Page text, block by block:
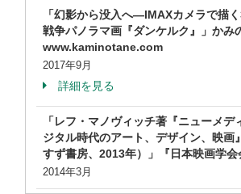
「幻影から没入へ―IMAXカメラで描
戦争パノラマ画『ダンケルク』」かみ
www.kaminotane.com
2017年9月
詳細を見る
「レフ・マノヴィッチ著『ニューメデ
ジタル時代のアート、デザイン、映画
すず書房、2013年）」『日本映画学
2014年3月